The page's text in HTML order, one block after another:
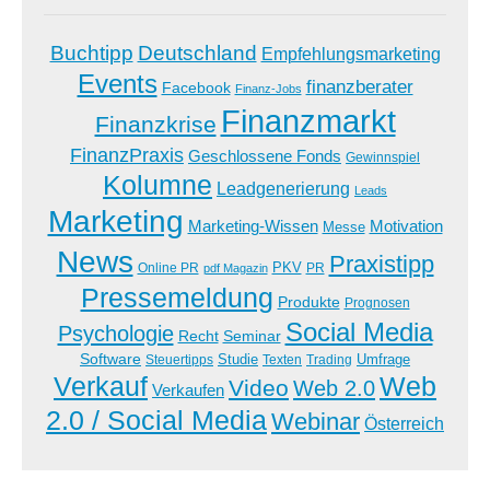
Buchtipp Deutschland Empfehlungsmarketing
Events Facebook Finanz-Jobs finanzberater
Finanzkrise Finanzmarkt
FinanzPraxis Geschlossene Fonds Gewinnspiel
Kolumne Leadgenerierung Leads
Marketing Marketing-Wissen Messe Motivation
News Online PR pdf Magazin PKV PR Praxistipp
Pressemeldung Produkte Prognosen
Psychologie Recht Seminar Social Media
Software Steuertipps Studie Texten Trading Umfrage
Verkauf Verkaufen Video Web 2.0Web
2.0 / Social MediaWebinar Österreich